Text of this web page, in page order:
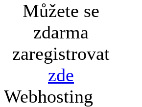
Můžete se
zdarma
zaregistrovat
zde
Webhosting